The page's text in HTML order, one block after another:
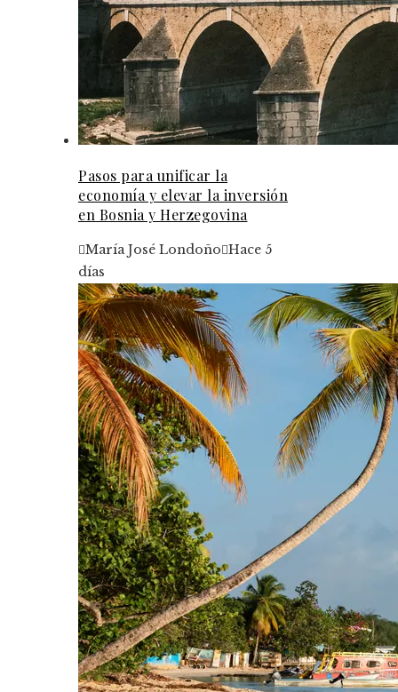
Pasos para unificar la
economía y elevar la inversión
en Bosnia y Herzegovina
María José Londoño Hace 5
días